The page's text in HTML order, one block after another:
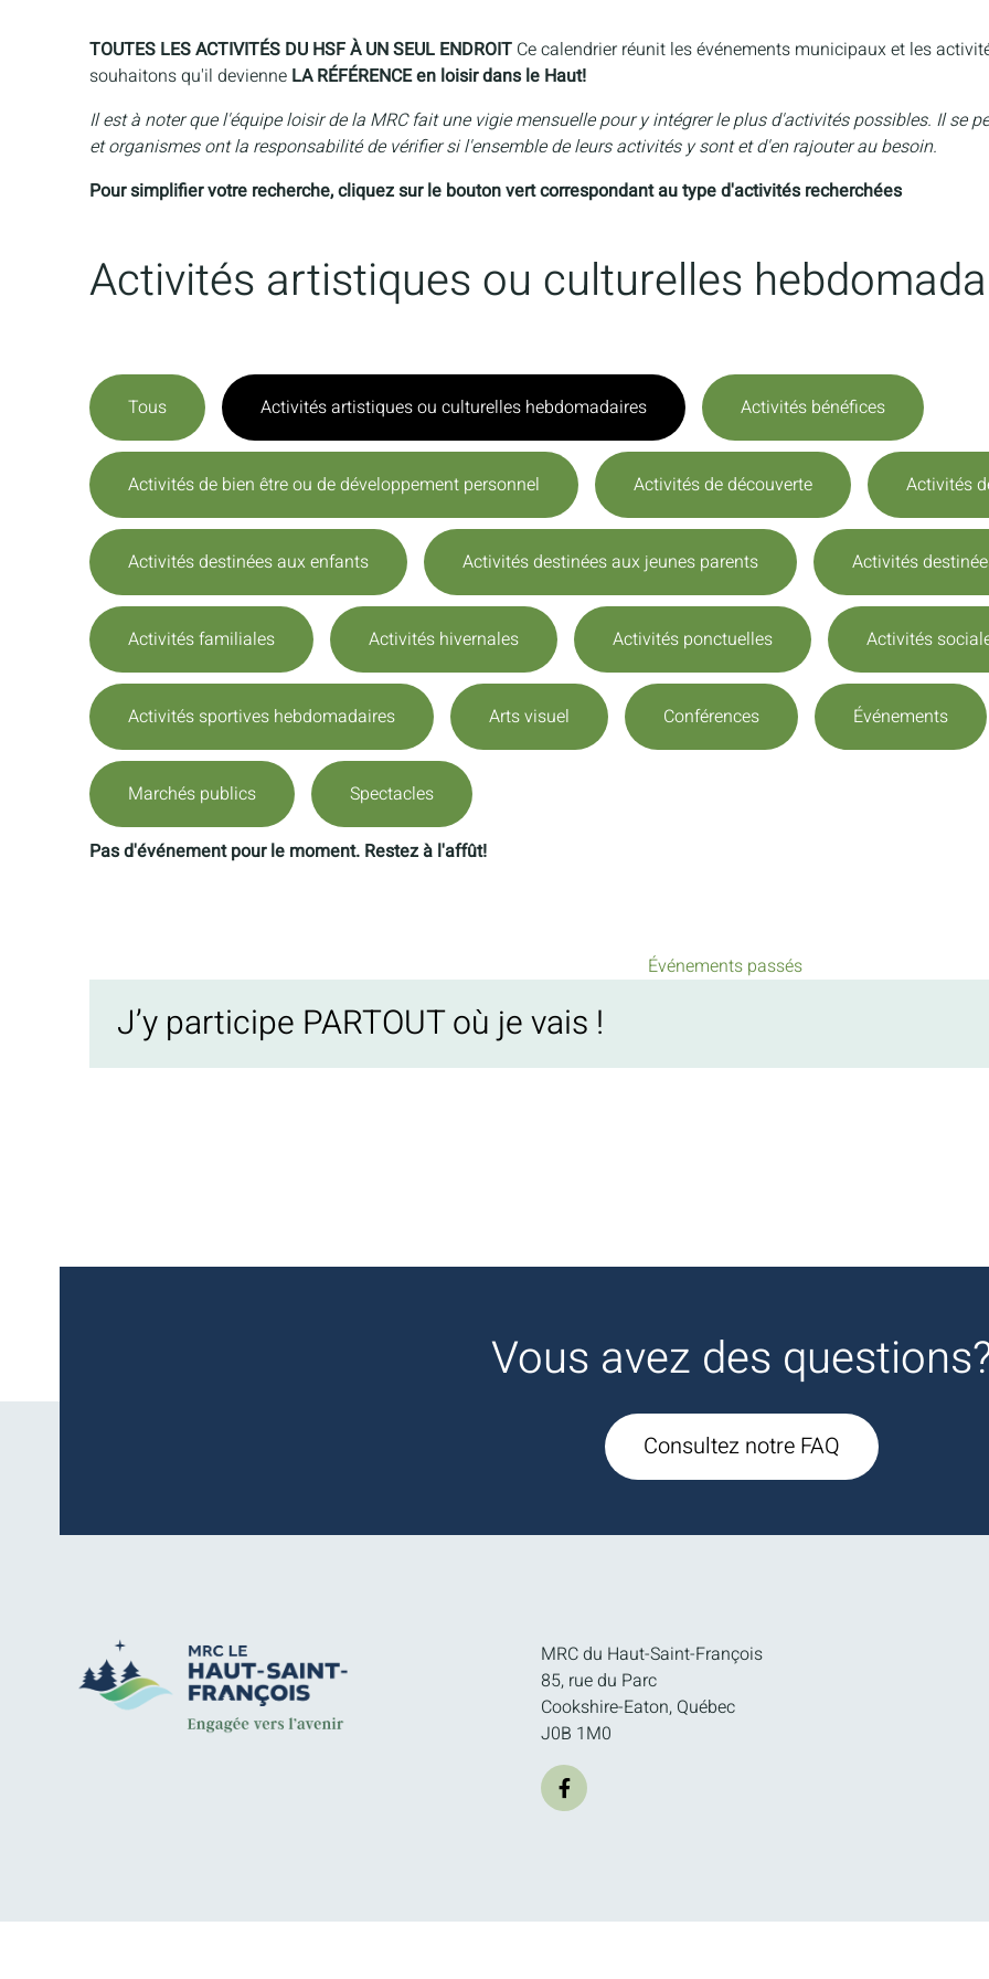
TOUTES LES ACTIVITÉS DU HSF À UN SEUL ENDROIT Ce calendrier réunit les événements municipaux et les
souhaitons qu'il devienne LA RÉFÉRENCE en loisir dans le Haut!
Il est à noter que l'équipe loisir de la MRC fait une vigie mensuelle pour y intégrer le plus d'activités possibles. Il se
et organismes ont la responsabilité de vérifier si l'ensemble de leurs activités y sont et d'en rajouter au besoin.
Pour simplifier votre recherche, cliquez sur le bouton vert correspondant au type d'activités recherchées
Activités artistiques ou culturelles
Tous Activités artistiques ou culturelles hebdomadaires Activités bénéfices
Activités de bien être ou de développement personnel Activités de découverte Activités
Activités destinées aux enfants Activités destinées aux jeunes parents Activités
Activités familiales Activités hivernales Activités ponctuelles Activités
Activités sportives hebdomadaires Arts visuel Conférences Événements
Marchés publics Spectacles
Pas d'événement pour le moment. Restez à l'affût!
Événements passés
J’y participe PARTOUT où je vais !
Vous avez des
Consultez notre FAQ
MRC du Haut-Saint-François
85, rue du Parc
Cookshire-Eaton, Québec
J0B 1M0